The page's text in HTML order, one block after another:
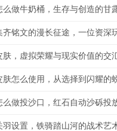
肤怎么使用，从选择到闪耀的